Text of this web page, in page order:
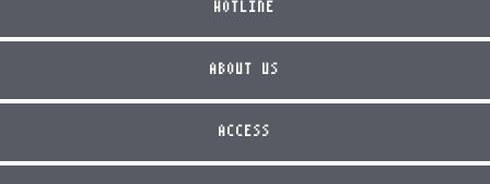
HOTLINE
ABOUT US
ACCESS